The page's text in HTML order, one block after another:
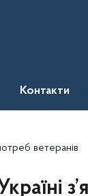
Контакти
ветеранів